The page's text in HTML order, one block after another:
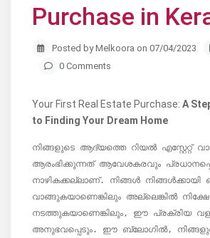
Purchase in
Posted by Melkoora on 07/04/2023
0 Comments
Your First Real Estate Purchase: A
to Finding Your Dream Home
നിങ്ങളുടെ ആദ്യത്തെ റിയൽ എസ്റ്റേറ്റ്
ആരംഭിക്കുന്നത് ആവേശകരവും
നാഴികക്കല്ലാണ്. നിങ്ങൾ നിങ്ങൾക്കായി
വാങ്ങുകയാണെങ്കിലും അല്ലെങ്കിൽ
നടത്തുകയാണെങ്കിലും, ഈ പ്രക്രിയ
അനുഭവപ്പെടും. ഈ ബ്ലോഗിൽ,